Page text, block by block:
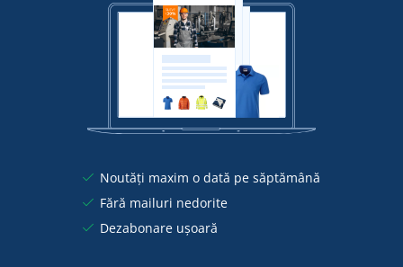
Noutăți maxim o dată pe săptămână
Fără mailuri nedorite
Dezabonare ușoară